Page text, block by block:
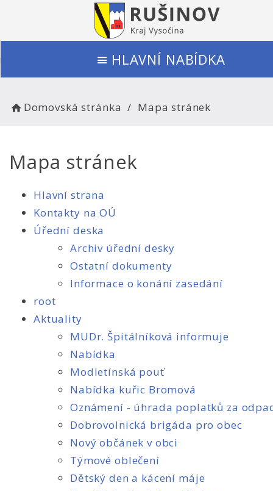
HLAVNÍ NABÍDKA
Domovská stránka Mapa stránek
Mapa stránek
Hlavní strana
Kontakty na OÚ
Úřední deska
Archiv úřední desky
Ostatní dokumenty
Informace o konání zasedání
root
Aktuality
MUDr. Špitálníková informuje
Nabídka
Modletínská pouť
Nabídka kuřic Bromová
Oznámení - úhrada poplatků za
Dobrovolnická brigáda pro obec
Nový občánek v obci
Týmové oblečení
Dětský den a kácení máje